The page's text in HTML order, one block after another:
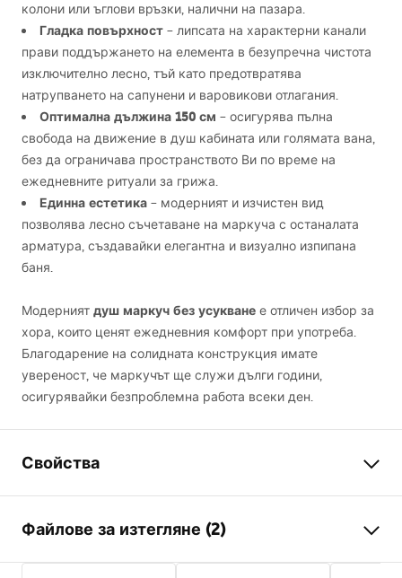
колони или ъглови връзки, налични на пазара.
Гладка повърхност – липсата на характерни канали
прави поддържането на елемента в безупречна чистота
изключително лесно, тъй като предотвратява
натрупването на сапунени и варовикови отлагания.
Оптимална дължина 150 см – осигурява пълна
свобода на движение в душ кабината или голямата вана,
без да ограничава пространството Ви по време на
ежедневните ритуали за грижа.
Единна естетика – модерният и изчистен вид
позволява лесно съчетаване на маркуча с останалата
арматура, създавайки елегантна и визуално изпипана
баня.
Модерният душ маркуч без усукване е отличен избор за
хора, които ценят ежедневния комфорт при употреба.
Благодарение на солидната конструкция имате
увереност, че маркучът ще служи дълги години,
осигурявайки безпроблемна работа всеки ден.
Свойства
Гаранция
24 месеца
Материал
месинг, PVC, гума
Файлове за изтегляне (2)